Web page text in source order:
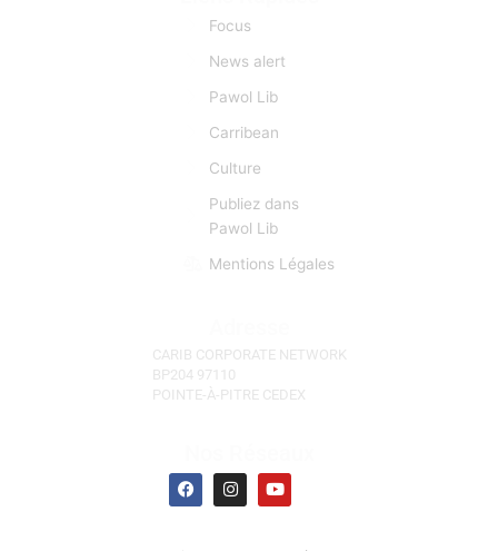
2008, l’objectif premier est d’établir un véritable lien
créolophones, anglophones, et hispanophones.
première d’importance capitale. CCN se fait l’écho de
sont autant d’occasions de faciliter des «lyannaj». (La
Liens Rapides
Carribean
Culture
Mentions Légales